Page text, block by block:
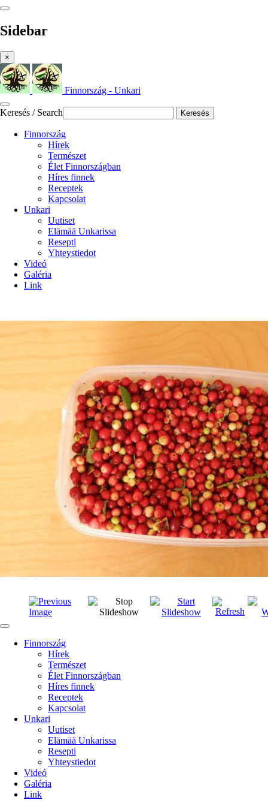
Sidebar
×
Finnország - Unkari
Keresés / Search Keresés
Finnország
Hírek
Természet
Élet Finnországban
Híres finnek
Receptek
Kapcsolat
Unkari
Uutiset
Elämää Unkarissa
Resepti
Yhteystiedot
Videó
Galéria
Link
Finnország
Hírek
Természet
Élet Finnországban
Híres finnek
Receptek
Kapcsolat
Unkari
Uutiset
Elämää Unkarissa
Resepti
Yhteystiedot
Videó
Galéria
Link